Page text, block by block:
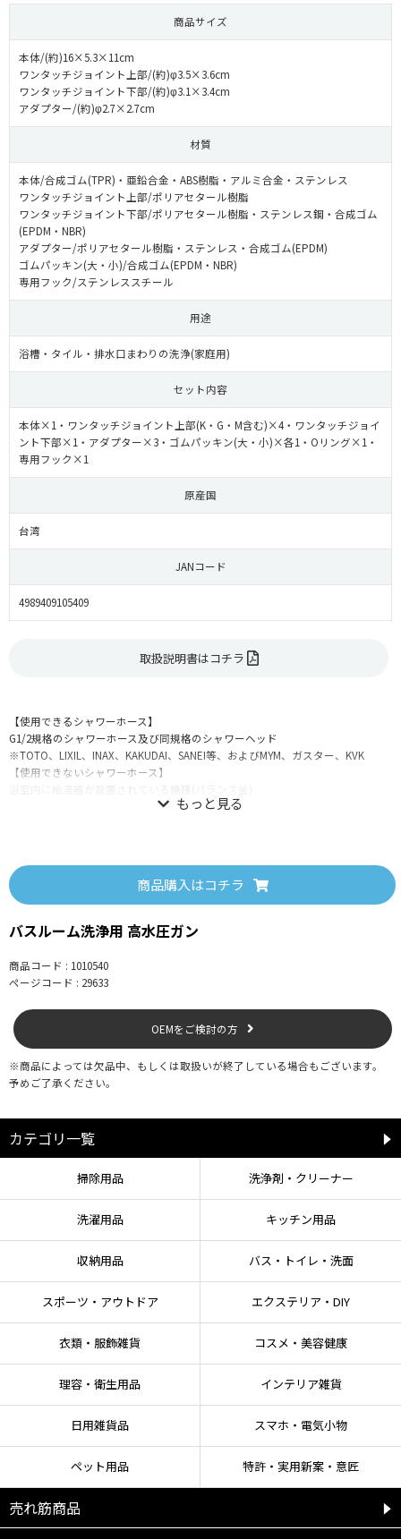
商品サイズ
本体/(約)16×5.3×11cm
ワンタッチジョイント上部/(約)φ3.5×3.6cm
ワンタッチジョイント下部/(約)φ3.1×3.4cm
アダプター/(約)φ2.7×2.7cm
材質
本体/合成ゴム(TPR)・亜鉛合金・ABS樹脂・アルミ合金・ステンレス
ワンタッチジョイント上部/ポリアセタール樹脂
ワンタッチジョイント下部/ポリアセタール樹脂・ステンレス鋼・合成ゴム
(EPDM・NBR)
アダプター/ポリアセタール樹脂・ステンレス・合成ゴム(EPDM)
ゴムパッキン(大・小)/合成ゴム(EPDM・NBR)
専用フック/ステンレススチール
用途
浴槽・タイル・排水口まわりの洗浄(家庭用)
セット内容
本体×1・ワンタッチジョイント上部(K・G・M含む)×4・ワンタッチジョイ
ント下部×1・アダプター×3・ゴムパッキン(大・小)×各1・Oリング×1・
専用フック×1
原産国
台湾
JANコード
4989409105409
取扱説明書はコチラ
【使用できるシャワーホース】
G1/2規格のシャワーホース及び同規格のシャワーヘッド
※TOTO、LIXIL、INAX、KAKUDAI、SANEI等、およびMYM、ガスター、KVK
【使用できないシャワーホース】
●本製品は家庭用の浴室シャワー水栓専用です。洗面水栓・キッチン水栓には
取り付けできません。
●飲用には使用しないでください。
●各部の操作はゆっくり行ってください。水圧により想定外の力が加わる場合
がありますので、水道水圧の高い地域や設備では特にご注意ください。
ントは必ずロックしてください。
●使用後は本体をシャワーホースから取り外し、水を抜いて乾かしてから保管
してください。
●屋外や直射日光の当たる場所、高温または氷点下になる場所での保管は、破
損・劣化の原因となるため避けてください。
●業務用または本来の用途以外には使用しないでください。
Q：どのシャワーホースに使えますか？
A：多くのご家庭のシャワーホース・シャワーヘッドに対応しています。G1/2規
格(TOTO・LIXIL・INAX・KAKUDAI・SANEI等)の他、MYM・ガスター・KVKにも
お使いいただけます。
Q：使えないシャワーホースはありますか？
栓には取り付けできません。
Q：水圧はどのくらいですか？
A：水圧・流量はお使いいただいているシャワーの給水条件により変動します。
商品購入はコチラ
バスルーム洗浄用 高水圧ガン
商品コード : 1010540
ページコード : 29633
OEMをご検討の方
※商品によっては欠品中、もしくは取扱いが終了している場合もございます。
予めご了承ください。
カテゴリ一覧
掃除用品 洗浄剤・クリーナー
洗濯用品 キッチン用品
収納用品 バス・トイレ・洗面
スポーツ・アウトドア エクステリア・DIY
衣類・服飾雑貨 コスメ・美容健康
理容・衛生用品 インテリア雑貨
日用雑貨品 スマホ・電気小物
ペット用品 特許・実用新案・意匠
売れ筋商品